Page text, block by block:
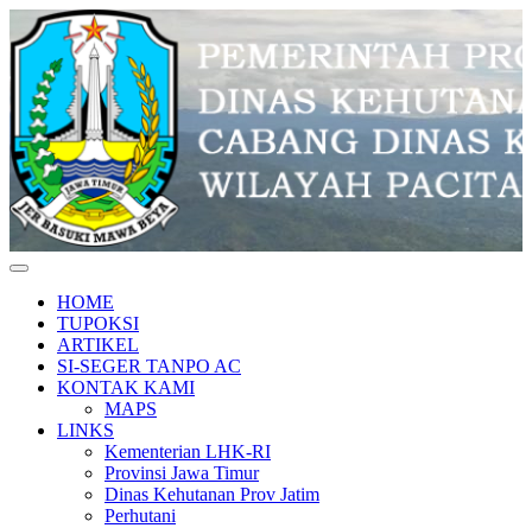
Skip
to
content
HOME
TUPOKSI
ARTIKEL
SI-SEGER TANPO AC
KONTAK KAMI
MAPS
LINKS
Kementerian LHK-RI
Provinsi Jawa Timur
Dinas Kehutanan Prov Jatim
Perhutani